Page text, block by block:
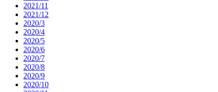
2021/11
2021/12
2020/3
2020/4
2020/5
2020/6
2020/7
2020/8
2020/9
2020/10